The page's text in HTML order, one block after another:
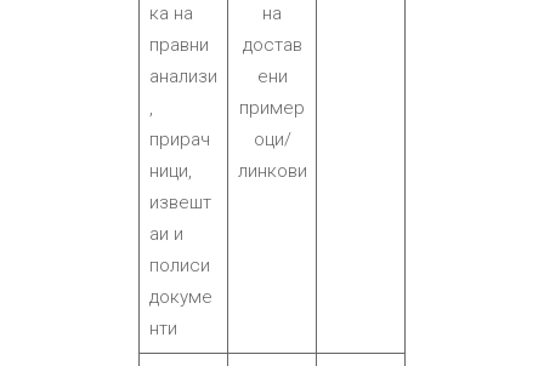
ка на
правни
анализи
,
прирач
ници,
извешт
аи и
полиси
докуме
нти
на
достав
ени
пример
оци/
линкови